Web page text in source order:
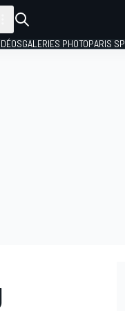
GALERIES PHOTOPARIS